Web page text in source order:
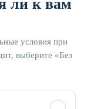
ли к вам
условия при
выберите «Без